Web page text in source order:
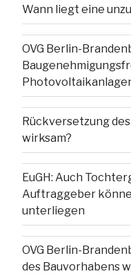
Wann liegt eine
OVG Berlin-
Rückversetzung
wirksam?
EuGH: Auch
Auftraggeber
unterliegen
OVG Berlin-
des Bauvorhabens